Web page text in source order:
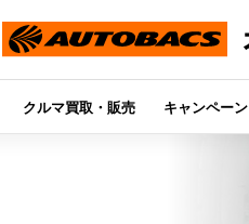
クルマ買取・販売 キャンペーン